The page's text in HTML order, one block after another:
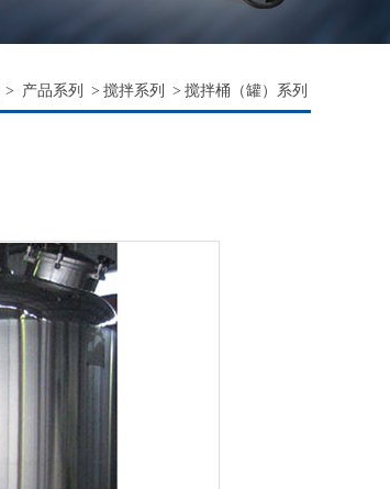
> 产品系列 > 搅拌系列 > 搅拌桶（罐）系列